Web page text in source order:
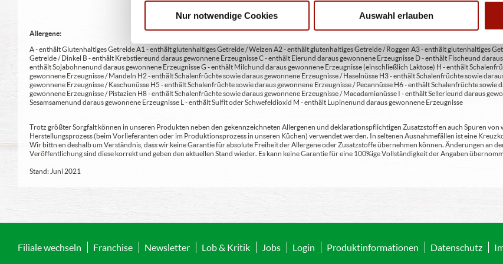
Nur notwendige Cookies Auswahl erlauben
Allergene:
A - enthält Glutenhaltiges Getreide A1 - enthält glutenhaltiges Getreide / Weizen A2 - enthält glutenhaltiges Getreide / Roggen A3 - enthält glutenhaltiges
Getreide / Dinkel B - enthält Krebstiere und daraus gewonnene Erzeugnisse C - enthält Eier und daraus gewonnene Erzeugnisse D - enthält Fische und
enthält Sojabohnen und daraus gewonnene Erzeugnisse G - enthält Milch und daraus gewonnene Erzeugnisse (einschließlich Laktose) H - enthält
gewonnene Erzeugnisse / Mandeln H2 - enthält Schalenfrüchte sowie daraus gewonnene Erzeugnisse / Haselnüsse H3 - enthält Schalenfrüchte sowie
gewonnene Erzeugnisse / Kaschunüsse H5 - enthält Schalenfrüchte sowie daraus gewonnene Erzeugnisse / Pecannüsse H6 - enthält Schalenfrüchte
gewonnene Erzeugnisse / Pistazien H8 - enthält Schalenfrüchte sowie daraus gewonnene Erzeugnisse / Macadamianüsse I - enthält Sellerie und daraus
Sesamsamen und daraus gewonnene Erzeugnisse L - enthält Sulfit oder Schwefeldioxid M - enthält Lupinen und daraus gewonnene Erzeugnisse
Trotz größter Sorgfalt können in unseren Produkten neben den gekennzeichneten Allergenen und deklarationspflichtigen Zusatzstoff en auch Spuren
Herstellungsprozess (beim Vorlieferanten oder im Produktionsprozess in unseren Küchen) verwendet werden. In seltenen Ausnahmefällen ist eine
Wir bittn en deshalb um Verständnis, dass wir keine Garantie für absolute Freiheit der Allergene oder Zusatzstoffe übernehmen können. Änderungen an
Veröffentlichung sind diese korrekt und geben den aktuellen Stand wieder. Es kann keine Garantie für eine 100%ige Vollständigkeit der Angaben
Stand: Juni 2021
Filiale wechseln Franchise Newsletter Lob & Kritik Jobs Login Produktinformationen Datenschutz